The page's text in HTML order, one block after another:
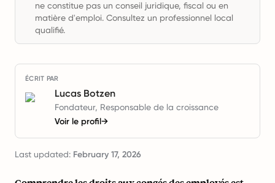
ne constitue pas un conseil juridique, fiscal ou en
matière d'emploi. Consultez un professionnel local
qualifié.
ÉCRIT PAR
Lucas Botzen
Fondateur, Responsable de la croissance
Voir le profil→
Last updated: February 17, 2026